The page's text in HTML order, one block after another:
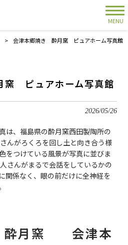
MENU
> 会津本郷焼き 酔月窯 ピュアホーム写真館
ピュアホーム写真館
2026/05/26
は、福島県の酔月窯西田製陶所の
んがろくろを回し土と向き合う様
をつけている風景が写真に並びま
さんがまるで会話をしているかの
関係なく、眼の前だけに全神経を
酔月窯 会津本